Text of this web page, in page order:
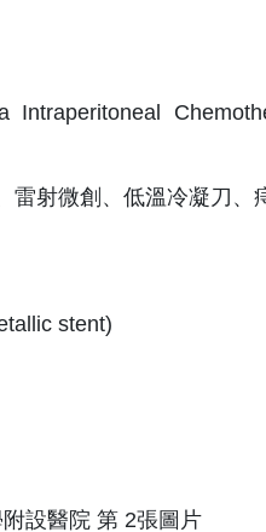
雷射微創、低溫冷凝刀、
stent)